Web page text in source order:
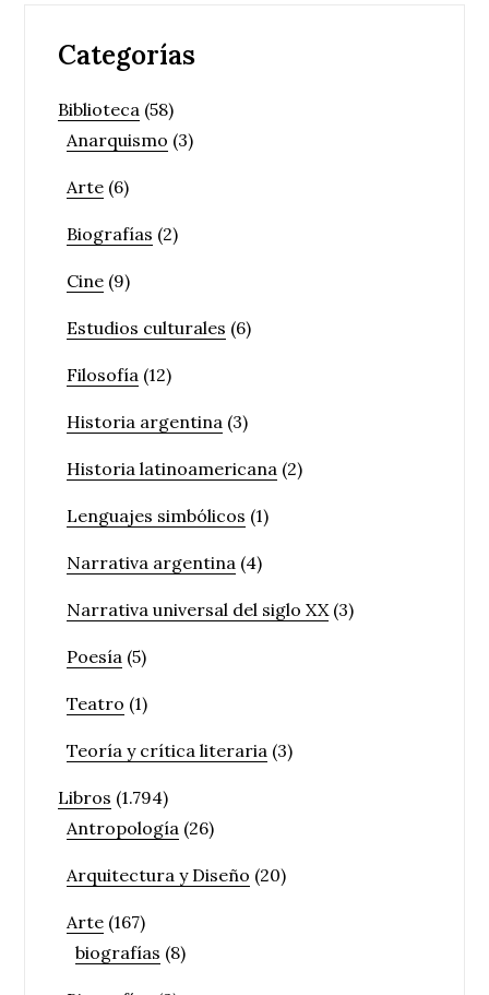
Categorías
Biblioteca (58)
Anarquismo (3)
Arte (6)
Biografías (2)
Cine (9)
Estudios culturales (6)
Filosofía (12)
Historia argentina (3)
Historia latinoamericana (2)
Lenguajes simbólicos (1)
Narrativa argentina (4)
Narrativa universal del siglo XX (3)
Poesía (5)
Teatro (1)
Teoría y crítica literaria (3)
Libros (1.794)
Antropología (26)
Arquitectura y Diseño (20)
Arte (167)
biografías (8)